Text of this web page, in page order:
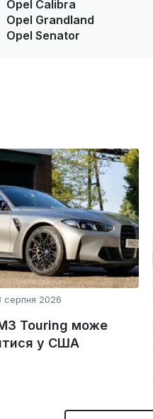
Opel Calibra
Opel Grandland
Opel Senator
серпня 2026
Touring може
у США